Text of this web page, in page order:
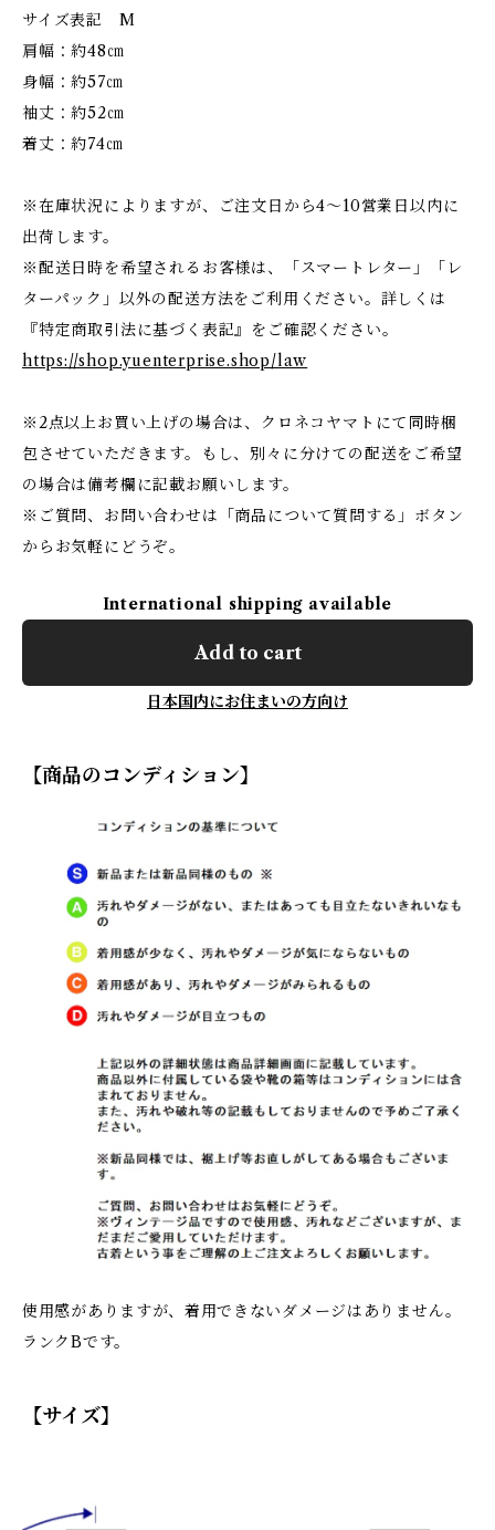
サイズ表記 M
肩幅：約48㎝
身幅：約57㎝
袖丈：約52㎝
着丈：約74㎝
※在庫状況によりますが、ご注文日から4～10営業日以内に
出荷します。
※配送日時を希望されるお客様は、「スマートレター」「レ
ターパック」以外の配送方法をご利用ください。詳しくは
『特定商取引法に基づく表記』をご確認ください。
https://shop.yuenterprise.shop/law
※2点以上お買い上げの場合は、クロネコヤマトにて同時梱
包させていただきます。もし、別々に分けての配送をご希望
の場合は備考欄に記載お願いします。
※ご質問、お問い合わせは「商品について質問する」ボタン
からお気軽にどうぞ。
International shipping available
Add to cart
日本国内にお住まいの方向け
【商品のコンディション】
使用感がありますが、着用できないダメージはありません。
ランクBです。
【サイズ】